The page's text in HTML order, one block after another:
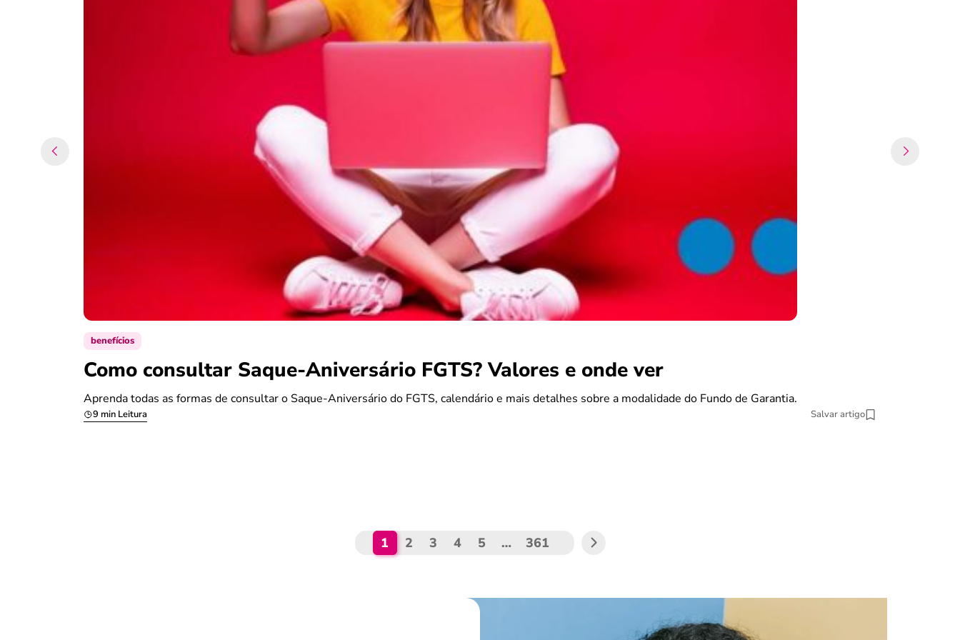
benefícios
Como consultar Saque-Aniversário FGTS? Valores e onde ver
Aprenda todas as formas de consultar o Saque-Aniversário do FGTS, calendário e mais detalhes sobre a modalidade do Fundo de Garantia.
9 min Leitura Salvar artigo
1 2 3 4 5 … 361